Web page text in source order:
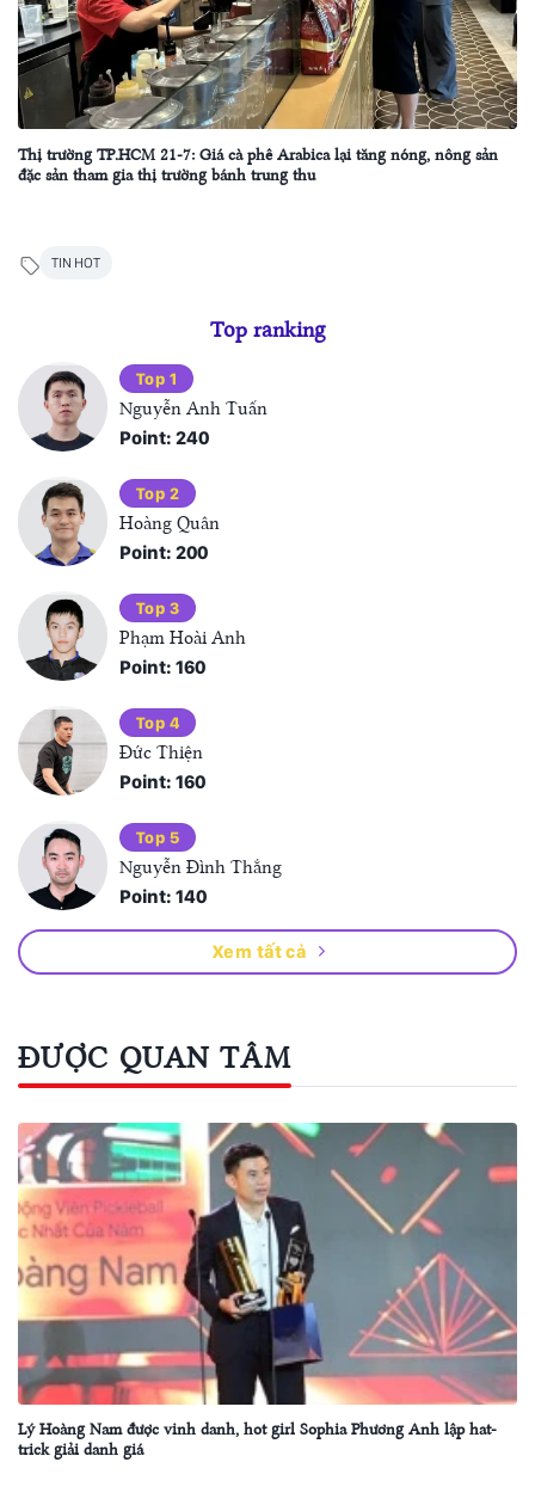
Thị trường TP.HCM 21-7: Giá cà phê Arabica lại tăng nóng, nông sản
đặc sản tham gia thị trường bánh trung thu
TIN HOT
Top ranking
Top 1
Nguyễn Anh Tuấn
Point: 240
Top 2
Hoàng Quân
Point: 200
Top 3
Phạm Hoài Anh
Point: 160
Top 4
Đức Thiện
Point: 160
Top 5
Nguyễn Đình Thắng
Point: 140
Xem tất cả
ĐƯỢC QUAN TÂM
Lý Hoàng Nam được vinh danh, hot girl Sophia Phương Anh lập hat-
trick giải danh giá